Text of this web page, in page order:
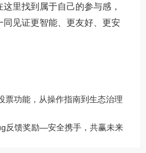
里找到属于自己的参与感，
见证更智能、更友好、更安
票功能，从操作指南到生态治理
反馈奖励—安全携手，共赢未来